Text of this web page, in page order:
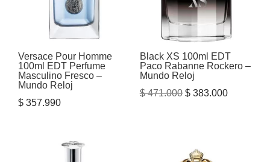
Versace Pour Homme
100ml EDT Perfume
Masculino Fresco –
Mundo Reloj
$ 357.990
Black XS 100ml EDT
Paco Rabanne Rockero –
Mundo Reloj
$471.000 El
$ 471.000.
$383.000El